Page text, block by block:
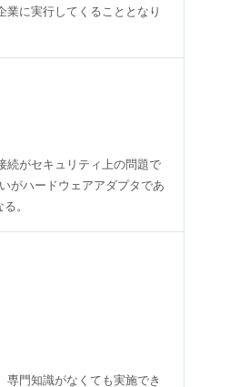
に実行してくることとなり
続がセキュリティ上の問題で
がハードウェアアダプタであ
。
門知識がなくても実施でき